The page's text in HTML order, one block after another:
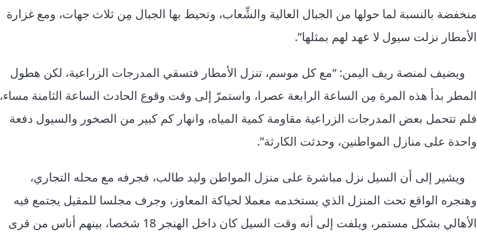
منخفضة بالنسبة لما حولها من الجبال العالية والشِّعاب، وتحيط بها الجبال مِن ثلاث جهات، ومع غزارة
الأمطار نزلت سيول لا عهد لهم بمثلها”.
ويضيف لمنصة ريف اليمن: “مع كل موسم، تنزل الأمطار فتسقي المدرجات الزراعية، لكن هطول
المطر بدأ هذه المرة مِن الساعة الرابعة عصرا، واستمرّ إلى وقت وقوع الحادث الساعة الثامنة مساء،
فلم تتحمل بعض المدرجات الزراعية مقاومة كمية المياه، وانهار كم كبير من الصخور والسيول دفعة
واحدة على منازل المواطنين، وحدثت الكارثة”.
ويشير إلى أن السيل نزل مباشرة على منزل المواطن وليد طالب، فجرفه مع محله التجاري،
وهنجره الواقع تحت المنزل الذي يستخدمه معملا لحياكة المعاوز، وجرف مجلسا للمقيل يجتمع فيه
الأهالي بشكل مستمر، ويلفت إلى أنه وقت السيل كان داخل الهنجر 18 شخصا، بينهم أناس من قرى